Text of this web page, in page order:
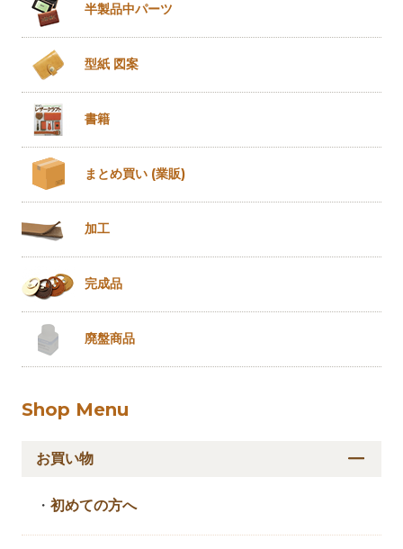
半製品中パーツ
型紙 図案
書籍
まとめ買い (業販)
加工
完成品
廃盤商品
Shop Menu
お買い物
・初めての方へ